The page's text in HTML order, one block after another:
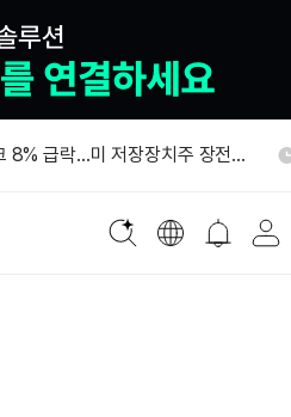
스, 영국서 미국 주식 주5일 24시
8% 급락…미 저장장치주 장전
에 재융자했다